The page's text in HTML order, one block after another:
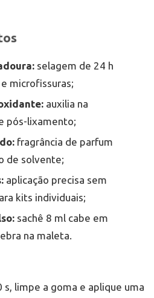
selagem de 24 h
microfissuras;
auxilia na
pós-lixamento;
fragrância de parfum
de solvente;
aplicação precisa sem
kits individuais;
sachê 8 ml cabe em
na maleta.
s, limpe a goma e aplique uma